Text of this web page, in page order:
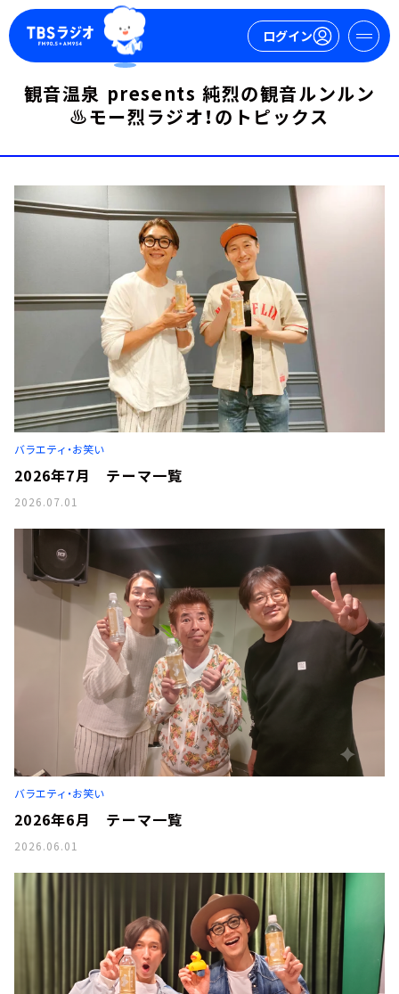
ログイン
マイページ
ログイン 新規会員登録
今日の番組表
週間番組表
トピックス
TBS Podcast
お知らせ
イベント・グッズ
YouTube
会社情報
観音温泉 presents 純烈の観音ルンルン
♨モー烈ラジオ！のトピックス
バラエティ・お笑い
2026年7月 テーマ一覧
2026.07.01
バラエティ・お笑い
2026年6月 テーマ一覧
2026.06.01